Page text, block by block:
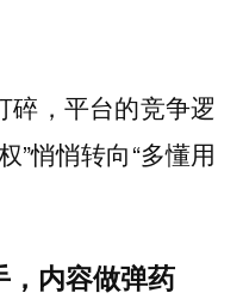
碎，平台的竞争逻
”悄悄转向“多懂用
内容做弹药